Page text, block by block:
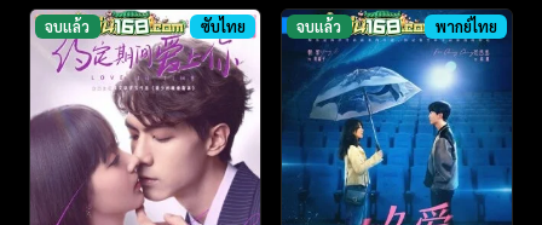
จบแล้ว ซับไทย จบแล้ว พากย์ไทย